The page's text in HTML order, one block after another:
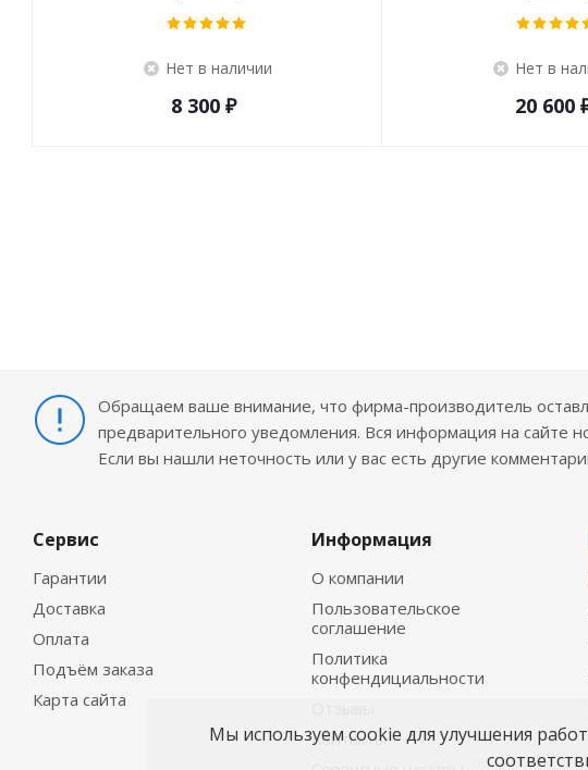
Нет в наличии
8 300 ₽
Нет в
20 600
Обращаем ваше внимание, что фирма-производитель
предварительного уведомления. Вся информация на сайте
Если вы нашли неточность или у вас есть другие
Сервис
Гарантии
Доставка
Оплата
Подъём заказа
Карта сайта
Информация
О компании
Пользовательское
соглашение
Политика
конфендициальности
Контакты
Мы используем cookie для улучшения